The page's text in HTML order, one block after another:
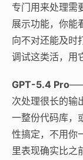
专门用来处理需
展示功能，你能
向不对还能及时
调试这类活，用
GPT-5.4 Pro——
次处理很长的输
一整份代码库，
性搞定，不用你
里表现确实比之